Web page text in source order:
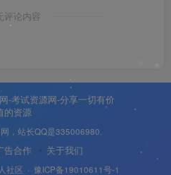
评论内容
，站长QQ是335006980.
告合作 关于我们
社区 · 豫ICP备19010611号-1